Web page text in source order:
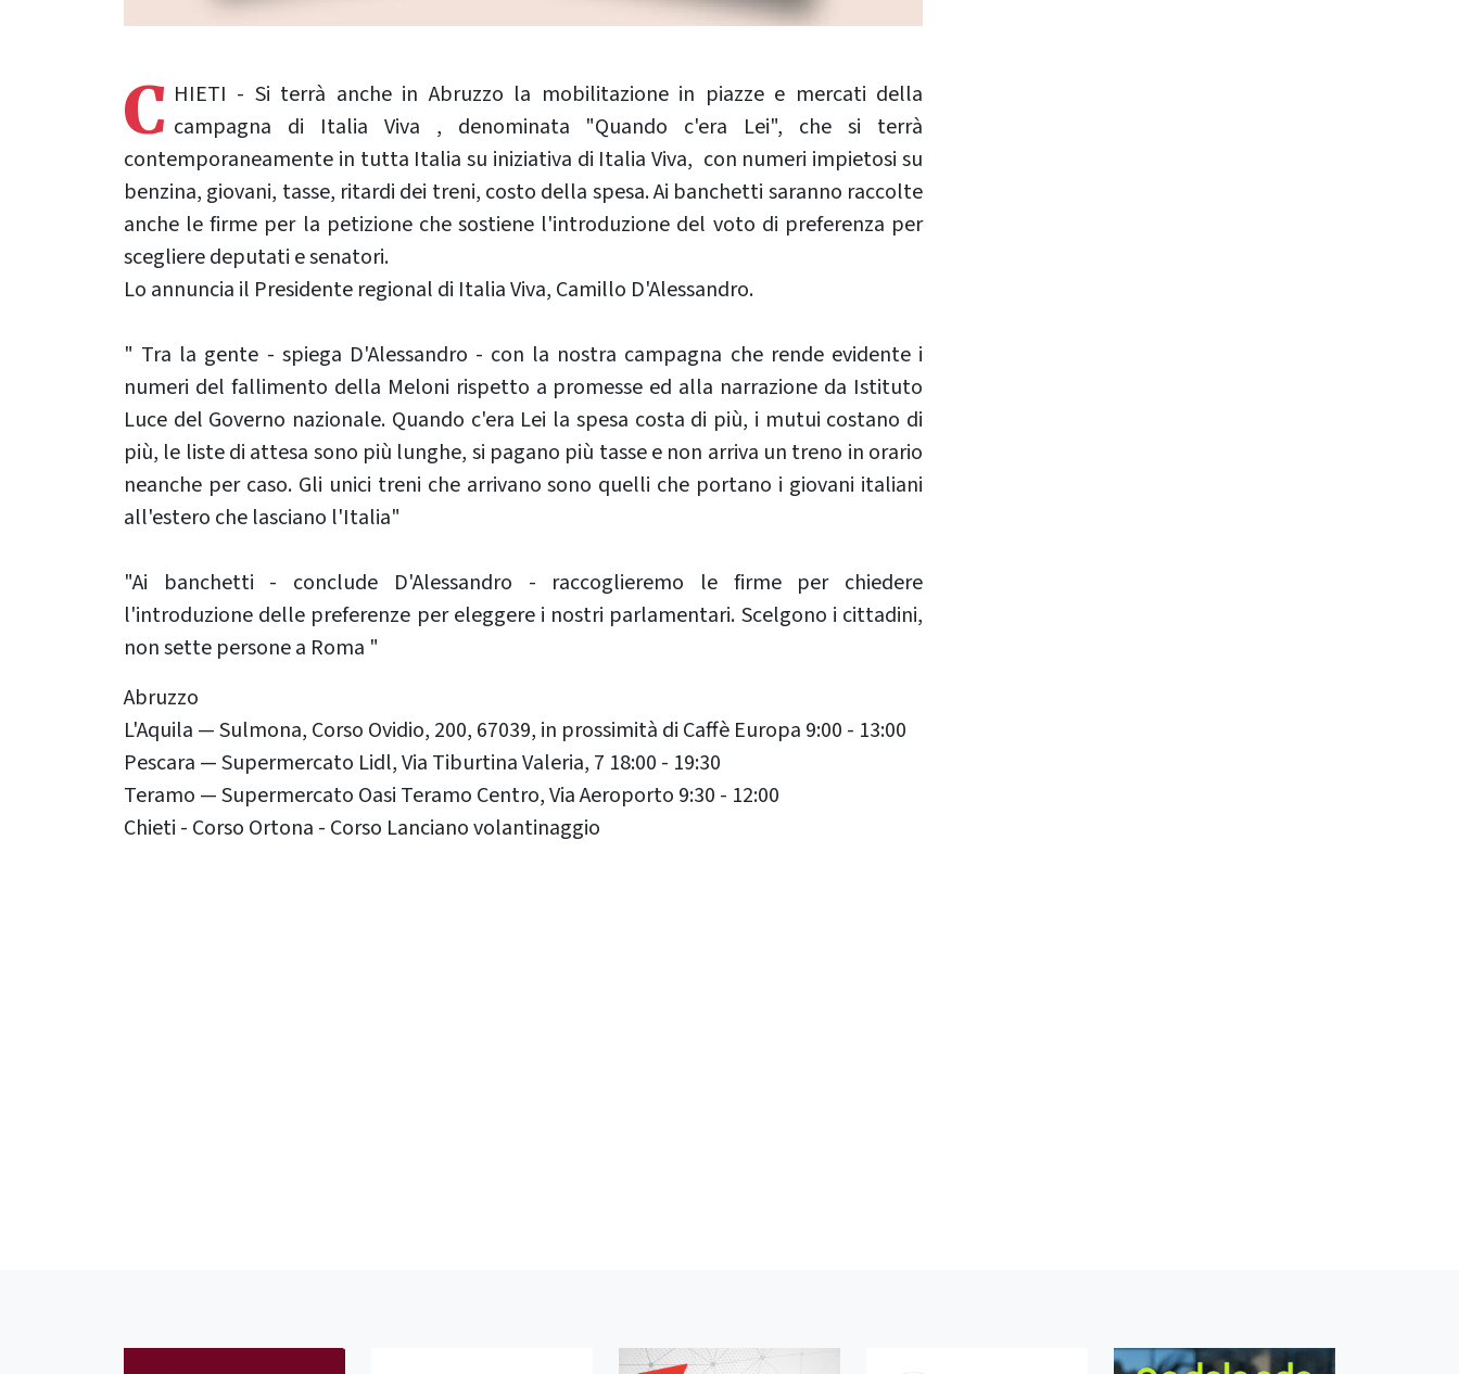
C HIETI - Si terrà anche in Abruzzo la mobilitazione in piazze e mercati della
campagna di Italia Viva , denominata "Quando c'era Lei", che si terrà
contemporaneamente in tutta Italia su iniziativa di Italia Viva, con numeri impietosi su
benzina, giovani, tasse, ritardi dei treni, costo della spesa. Ai banchetti saranno raccolte
anche le firme per la petizione che sostiene l'introduzione del voto di preferenza per
scegliere deputati e senatori.
Lo annuncia il Presidente regional di Italia Viva, Camillo D'Alessandro.
" Tra la gente - spiega D'Alessandro - con la nostra campagna che rende evidente i
numeri del fallimento della Meloni rispetto a promesse ed alla narrazione da Istituto
Luce del Governo nazionale. Quando c'era Lei la spesa costa di più, i mutui costano di
più, le liste di attesa sono più lunghe, si pagano più tasse e non arriva un treno in orario
neanche per caso. Gli unici treni che arrivano sono quelli che portano i giovani italiani
all'estero che lasciano l'Italia"
"Ai banchetti - conclude D'Alessandro - raccoglieremo le firme per chiedere
l'introduzione delle preferenze per eleggere i nostri parlamentari. Scelgono i cittadini,
non sette persone a Roma "
Abruzzo
L'Aquila — Sulmona, Corso Ovidio, 200, 67039, in prossimità di Caffè Europa 9:00 - 13:00
Pescara — Supermercato Lidl, Via Tiburtina Valeria, 7 18:00 - 19:30
Teramo — Supermercato Oasi Teramo Centro, Via Aeroporto 9:30 - 12:00
Chieti - Corso Ortona - Corso Lanciano volantinaggio